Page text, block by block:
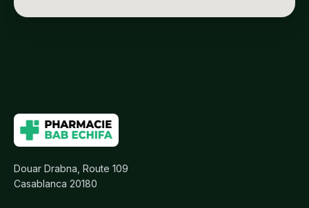
Douar Drabna, Route 109
Casablanca 20180